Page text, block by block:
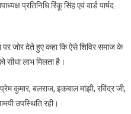
प्रतिनिधि रिंकू सिंह एवं वार्ड पार्षद
जोर देते हुए कहा कि ऐसे शिविर समाज के
लाभ मिलता है।
कुमार, बलराज, इकबाल मांझी, रविंद्र जी,
उपस्थिति रही।